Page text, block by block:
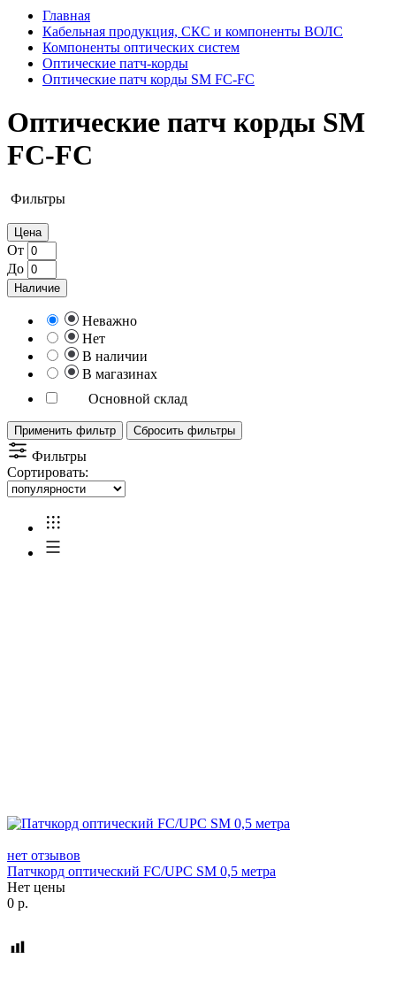
Главная
Кабельная продукция, СКС и компоненты ВОЛС
Компоненты оптических систем
Оптические патч-корды
Оптические патч корды SM FC-FC
Оптические патч корды SM
FC-FC
Фильтры
Цена
От
До
Наличие
Неважно
Нет
В наличии
В магазинах
Основной склад
Применить фильтр Сбросить фильтры
Фильтры
Сортировать:
нет отзывов
Патчкорд оптический FC/UPC SM 0,5 метра
Нет цены
0 р.